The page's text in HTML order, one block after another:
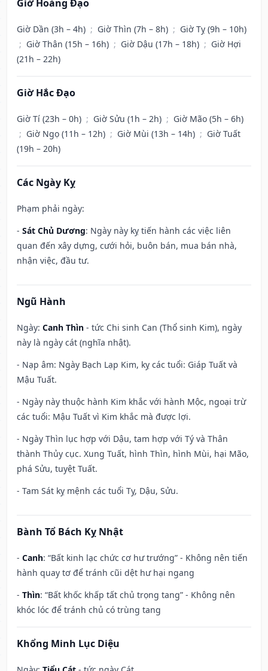
Giờ Hoàng Đạo
Giờ Dần (3h – 4h) ; Giờ Thìn (7h – 8h) ; Giờ Tỵ (9h – 10h)
; Giờ Thân (15h – 16h) ; Giờ Dậu (17h – 18h) ; Giờ Hợi
(21h – 22h)
Giờ Hắc Đạo
Giờ Tí (23h – 0h) ; Giờ Sửu (1h – 2h) ; Giờ Mão (5h – 6h)
; Giờ Ngọ (11h – 12h) ; Giờ Mùi (13h – 14h) ; Giờ Tuất
(19h – 20h)
Các Ngày Kỵ
Phạm phải ngày:
- Sát Chủ Dương: Ngày này kỵ tiến hành các việc liên
quan đến xây dựng, cưới hỏi, buôn bán, mua bán nhà,
nhận việc, đầu tư.
Ngũ Hành
Ngày: Canh Thìn - tức Chi sinh Can (Thổ sinh Kim), ngày
này là ngày cát (nghĩa nhật).
- Nạp âm: Ngày Bạch Lạp Kim, kỵ các tuổi: Giáp Tuất và
Mậu Tuất.
- Ngày này thuộc hành Kim khắc với hành Mộc, ngoại trừ
các tuổi: Mậu Tuất vì Kim khắc mà được lợi.
- Ngày Thìn lục hợp với Dậu, tam hợp với Tý và Thân
thành Thủy cục. Xung Tuất, hình Thìn, hình Mùi, hại Mão,
phá Sửu, tuyệt Tuất.
- Tam Sát kỵ mệnh các tuổi Tỵ, Dậu, Sửu.
Bành Tổ Bách Kỵ Nhật
- Canh: “Bất kinh lạc chức cơ hư trướng” - Không nên tiến
hành quay tơ để tránh cũi dệt hư hại ngang
- Thìn: “Bất khốc khấp tất chủ trọng tang” - Không nên
khóc lóc để tránh chủ có trùng tang
Khổng Minh Lục Diệu